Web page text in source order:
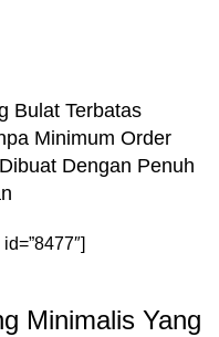
Bulat Terbatas
Minimum Order
Dengan Penuh
Minimalis Yang